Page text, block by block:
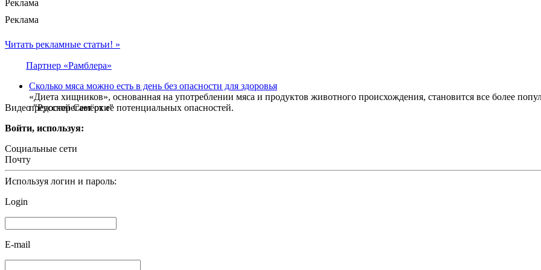
Реклама
Реклама
Видео "Русской Семёрки"
Читать рекламные статьи! »
Партнер «Рамблера»
Сколько мяса можно есть в день без опасности для здоровья
«Диета хищников», основанная на употреблении мяса и продуктов животного происхождения, становится все более
предостерегает от ее потенциальных опасностей.
Войти, используя:
Социальные сети
Почту
Используя логин и пароль:
Login
E-mail